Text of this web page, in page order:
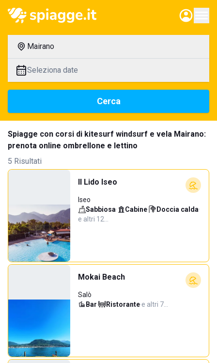
Mairano
Seleziona date
Cerca
Spiagge con corsi di kitesurf windsurf e vela Mairano:
prenota online ombrellone e lettino
5 Risultati
Il Lido Iseo
Iseo
Sabbiosa· Cabine· Doccia calda·
e altri 12…
Mokai Beach
Salò
Bar· Ristorante·e altri 7…